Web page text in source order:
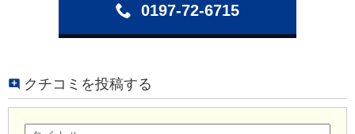
0197-72-6715
クチコミを投稿する